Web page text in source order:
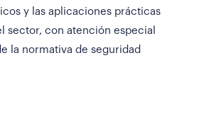
y las aplicaciones prácticas
sector, con atención especial
la normativa de seguridad